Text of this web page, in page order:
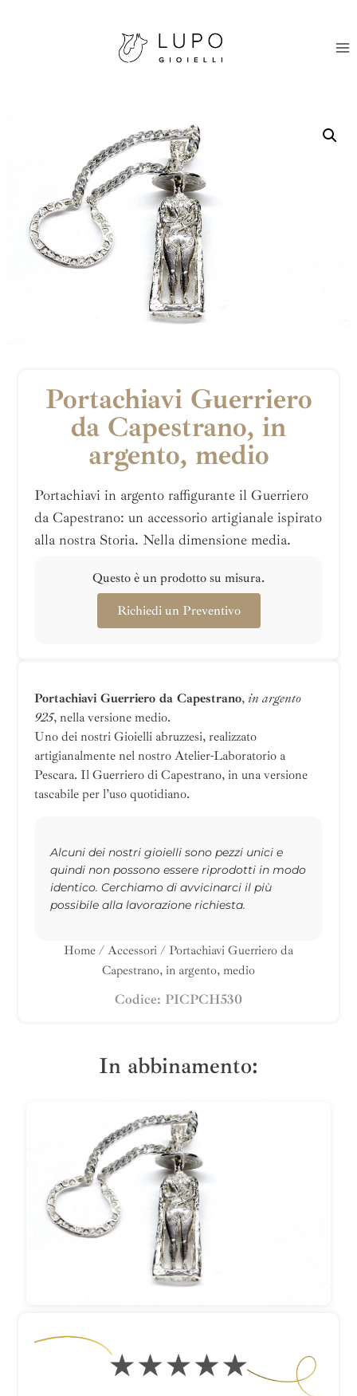
Portachiavi Guerriero
da Capestrano, in
argento, medio
Portachiavi in argento raffigurante il Guerriero
da Capestrano: un accessorio artigianale ispirato
alla nostra Storia. Nella dimensione media.
Questo è un prodotto su misura.
Richiedi un Preventivo
Portachiavi Guerriero da Capestrano, in argento
925, nella versione medio.
Uno dei nostri Gioielli abruzzesi, realizzato
artigianalmente nel nostro Atelier-Laboratorio a
Pescara. Il Guerriero di Capestrano, in una versione
tascabile per l’uso quotidiano.
Alcuni dei nostri gioielli sono pezzi unici e
quindi non possono essere riprodotti in modo
identico. Cerchiamo di avvicinarci il più
possibile alla lavorazione richiesta.
Home / Accessori / Portachiavi Guerriero da
Capestrano, in argento, medio
Codice: PICPCH530
In abbinamento: